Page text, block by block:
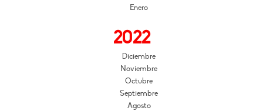
Enero
2022
Diciembre
Noviembre
Octubre
Septiembre
Agosto